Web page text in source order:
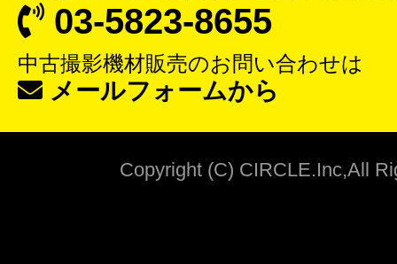
03-5823-8655
中古撮影機材販売のお問い合わせは
メールフォームから
Copyright (C) CIRCLE.Inc,All